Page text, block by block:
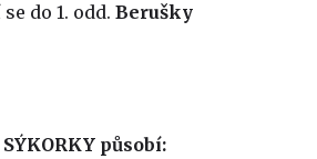
do 1. odd. Berušky
působí: